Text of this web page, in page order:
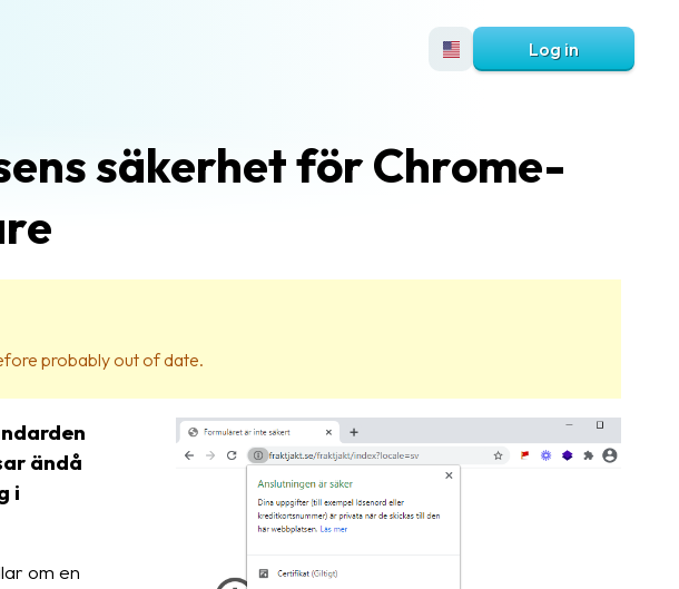
Log in
säkerhet för Chrome-
probably out of date.
ändå
i
om en